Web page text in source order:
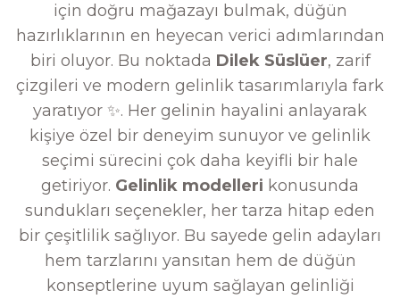
için doğru mağazayı bulmak, düğün
hazırlıklarının en heyecan verici adımlarından
biri oluyor. Bu noktada Dilek Süslüer, zarif
çizgileri ve modern gelinlik tasarımlarıyla fark
yaratıyor ✨. Her gelinin hayalini anlayarak
kişiye özel bir deneyim sunuyor ve gelinlik
seçimi sürecini çok daha keyifli bir hale
getiriyor. Gelinlik modelleri konusunda
sundukları seçenekler, her tarza hitap eden
bir çeşitlilik sağlıyor. Bu sayede gelin adayları
hem tarzlarını yansıtan hem de düğün
konseptlerine uyum sağlayan gelinliği